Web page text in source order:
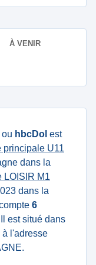
À VENIR
ou hbcDol est
principale U11
dans la
LOISIR M1
dans la
6
est situé dans
à l'adresse